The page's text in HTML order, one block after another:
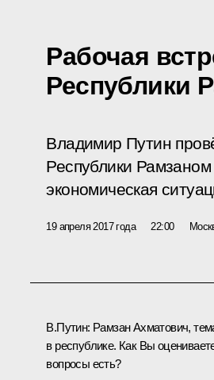
Рабочая
Республики
Владимир Путин
Республики
экономическая
19 апреля 2017 года 22:00
В.Путин: Рамзан Ахматович,
в республике. Как Вы
вопросы есть?